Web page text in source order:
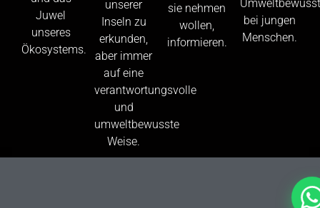
Juwel
unseres
Ökosystems.
unserer
Inseln zu
erkunden,
aber immer
auf eine
verantwortungsvolle
und
umweltbewusste
Weise.
sie nehmen
wollen,
informieren.
bei jungen
Menschen.